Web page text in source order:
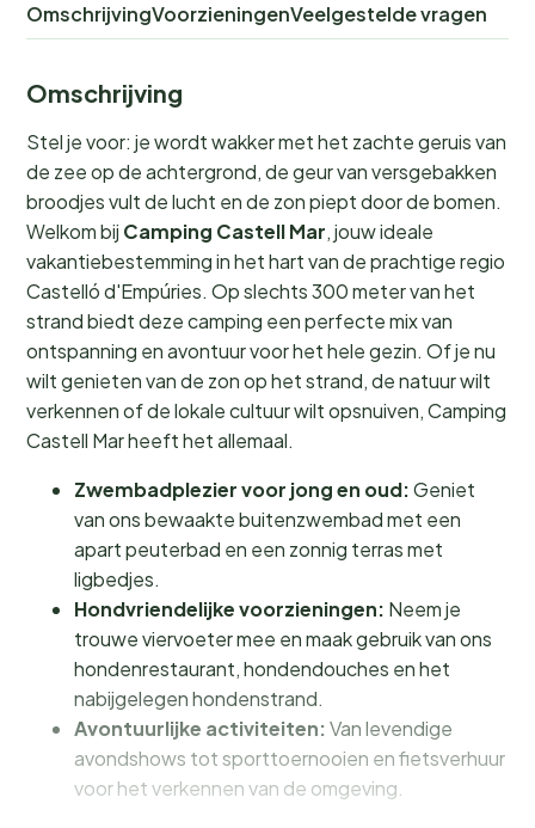
OmschrijvingVoorzieningenVeelgestelde vragen
Omschrijving
Stel je voor: je wordt wakker met het zachte geruis van
de zee op de achtergrond, de geur van versgebakken
broodjes vult de lucht en de zon piept door de bomen.
Welkom bij Camping Castell Mar, jouw ideale
vakantiebestemming in het hart van de prachtige regio
Castelló d'Empúries. Op slechts 300 meter van het
strand biedt deze camping een perfecte mix van
ontspanning en avontuur voor het hele gezin. Of je nu
wilt genieten van de zon op het strand, de natuur wilt
verkennen of de lokale cultuur wilt opsnuiven, Camping
Castell Mar heeft het allemaal.
Zwembadplezier voor jong en oud:Geniet
van ons bewaakte buitenzwembad met een
apart peuterbad en een zonnig terras met
ligbedjes.
Hondvriendelijke voorzieningen: Neem je
trouwe viervoeter mee en maak gebruik van ons
hondenrestaurant, hondendouches en het
nabijgelegen hondenstrand.
Avontuurlijke activiteiten:Van levendige
avondshows tot sporttoernooien en fietsverhuur
voor het verkennen van de omgeving.